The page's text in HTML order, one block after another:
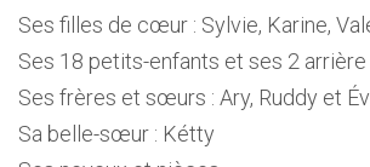
Ses filles de cœur : Sylvie, Karine,
Ses 18 petits-enfants et ses 2
Ses frères et sœurs : Ary, Ruddy et
Sa belle-sœur : Kétty